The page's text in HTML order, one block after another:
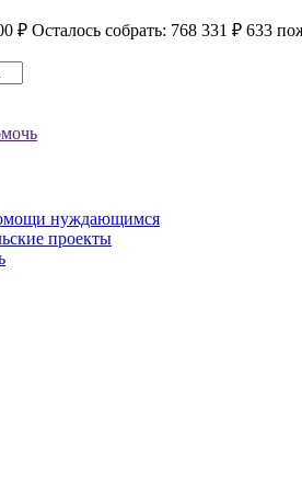
₽ Осталось собрать: 768 331 ₽ 633
нуждающимся
проекты